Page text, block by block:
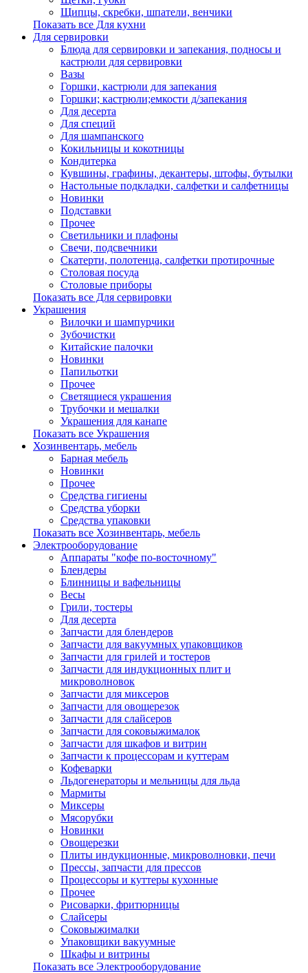
Щипцы, скребки, шпатели, венчики
Показать все Для кухни
Для сервировки
Блюда для сервировки и запекания, подносы и
кастрюли для сервировки
Вазы
Горшки, кастрюли для запекания
Горшки; кастрюли;емкости д/запекания
Для десерта
Для специй
Для шампанского
Кокильницы и кокотницы
Кондитерка
Кувшины, графины, декантеры, штофы, бутылки
Настольные подкладки, салфетки и салфетницы
Новинки
Подставки
Прочее
Светильники и плафоны
Свечи, подсвечники
Скатерти, полотенца, салфетки протирочные
Столовая посуда
Столовые приборы
Показать все Для сервировки
Украшения
Вилочки и шампурчики
Зубочистки
Китайские палочки
Новинки
Папильотки
Прочее
Светящиеся украшения
Трубочки и мешалки
Украшения для канапе
Показать все Украшения
Хозинвентарь, мебель
Барная мебель
Новинки
Прочее
Средства гигиены
Средства уборки
Средства упаковки
Показать все Хозинвентарь, мебель
Электрооборудование
Аппараты "кофе по-восточному"
Блендеры
Блинницы и вафельницы
Весы
Грили, тостеры
Для десерта
Запчасти для блендеров
Запчасти для вакуумных упаковщиков
Запчасти для грилей и тостеров
Запчасти для индукционных плит и
микроволновок
Запчасти для миксеров
Запчасти для овощерезок
Запчасти для слайсеров
Запчасти для соковыжималок
Запчасти для шкафов и витрин
Запчасти к процессорам и куттерам
Кофеварки
Льдогенераторы и мельницы для льда
Мармиты
Миксеры
Мясорубки
Новинки
Овощерезки
Плиты индукционные, микроволновки, печи
Прессы, запчасти для прессов
Процессоры и куттеры кухонные
Прочее
Рисоварки, фритюрницы
Слайсеры
Соковыжималки
Упаковщики вакуумные
Шкафы и витрины
Показать все Электрооборудование